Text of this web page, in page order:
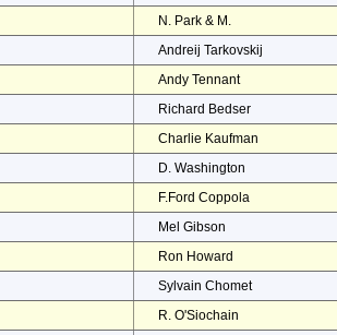
N. Park & M.
Andreij Tarkovskij
Andy Tennant
Richard Bedser
Charlie Kaufman
D. Washington
F.Ford Coppola
Mel Gibson
Ron Howard
Sylvain Chomet
R. O'Siochain